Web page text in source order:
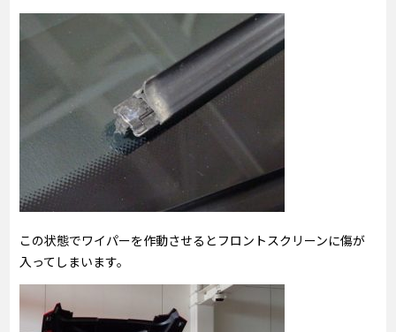
この状態でワイパーを作動させるとフロントスクリーンに傷が
入ってしまいます。